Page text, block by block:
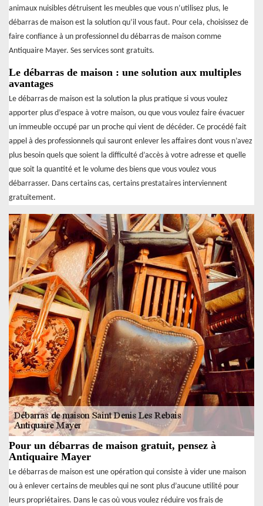
animaux nuisibles détruisent les meubles que vous n’utilisez plus, le
débarras de maison est la solution qu’il vous faut. Pour cela, choisissez de
faire confiance à un professionnel du débarras de maison comme
Antiquaire Mayer. Ses services sont gratuits.
Le débarras de maison : une solution aux multiples
avantages
Le débarras de maison est la solution la plus pratique si vous voulez
apporter plus d’espace à votre maison, ou que vous voulez faire évacuer
un immeuble occupé par un proche qui vient de décéder. Ce procédé fait
appel à des professionnels qui sauront enlever les affaires dont vous n’avez
plus besoin quels que soient la difficulté d’accès à votre adresse et quelle
que soit la quantité et le volume des biens que vous voulez vous
débarrasser. Dans certains cas, certains prestataires interviennent
gratuitement.
Pour un débarras de maison gratuit, pensez à
Antiquaire Mayer
Le débarras de maison est une opération qui consiste à vider une maison
ou à enlever certains de meubles qui ne sont plus d’aucune utilité pour
leurs propriétaires. Dans le cas où vous voulez réduire vos frais de